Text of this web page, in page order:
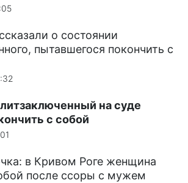
о состоянии
пытавшегося покончить с
на суде
с собой
в Кривом Роге женщина
после ссоры с мужем